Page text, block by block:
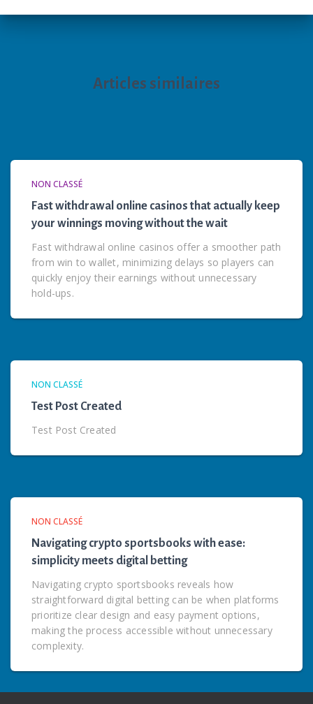
Articles similaires
NON CLASSÉ
Fast withdrawal online casinos that actually keep
your winnings moving without the wait
Fast withdrawal online casinos offer a smoother path
from win to wallet, minimizing delays so players can
quickly enjoy their earnings without unnecessary
hold-ups.
NON CLASSÉ
Test Post Created
Test Post Created
NON CLASSÉ
Navigating crypto sportsbooks with ease:
simplicity meets digital betting
Navigating crypto sportsbooks reveals how
straightforward digital betting can be when platforms
prioritize clear design and easy payment options,
making the process accessible without unnecessary
complexity.